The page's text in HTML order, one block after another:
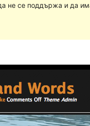
не се поддържа и да